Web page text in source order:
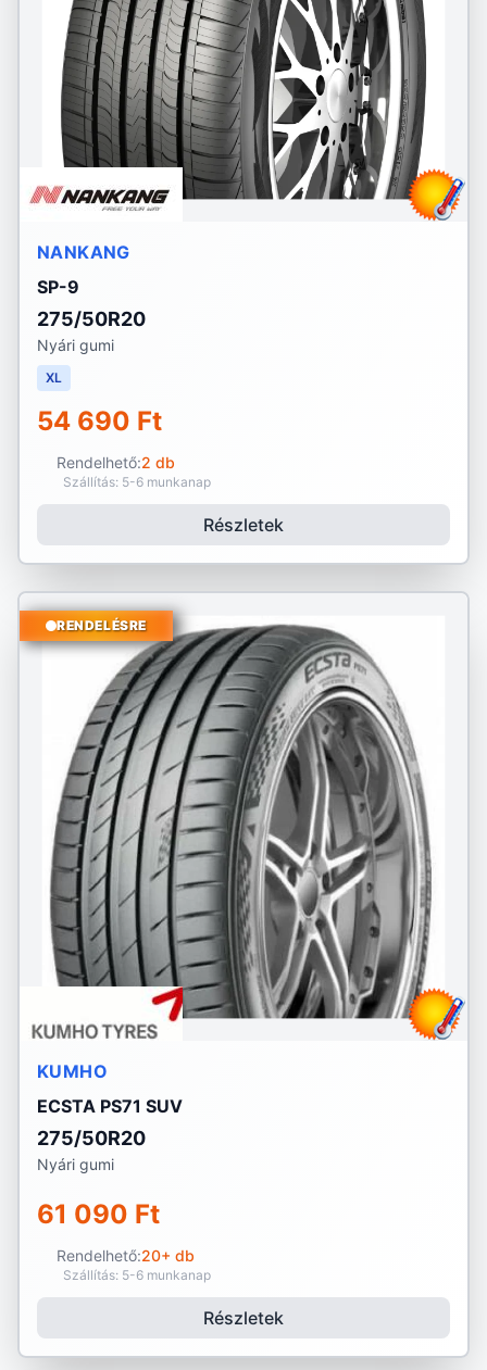
NANKANG
SP-9
275/50R20
Nyári gumi
XL
54 690 Ft
Rendelhető:2 db
Szállítás: 5-6 munkanap
Részletek
RENDELÉSRE
KUMHO
ECSTA PS71 SUV
275/50R20
Nyári gumi
61 090 Ft
Rendelhető:20+ db
Szállítás: 5-6 munkanap
Részletek